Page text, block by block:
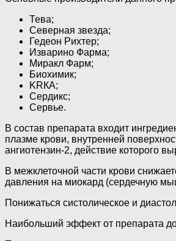
Тева;
Северная звезда;
Гедеон Рихтер;
Изварино Фарма;
Миракл Фарм;
Биохимик;
KRКА;
Сердикс;
Сервье.
В состав препарата входит
плазме крови, внутренней
ангиотензин-2, действие которого
В межклеточной части крови
давления на миокард (сердечную
Понижаться систолическое и
Наибольший эффект от препарата